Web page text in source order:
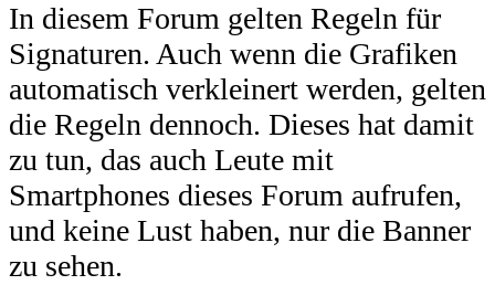
In diesem Forum gelten Regeln für
Signaturen. Auch wenn die Grafiken
automatisch verkleinert werden, gelten
die Regeln dennoch. Dieses hat damit
zu tun, das auch Leute mit
Smartphones dieses Forum aufrufen,
und keine Lust haben, nur die Banner
zu sehen.